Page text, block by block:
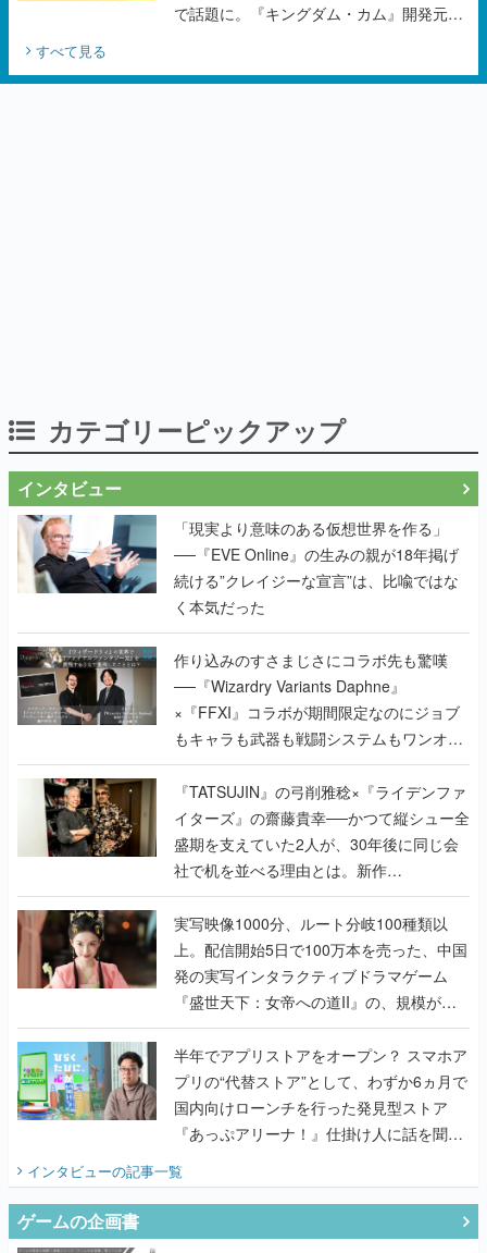
で話題に。『キングダム・カム』開発元や
すべて見る
カテゴリーピックアップ
インタビュー
「現実より意味のある仮想世界を作る」
──『EVE Online』の生みの親が18年掲げ
続ける”クレイジーな宣言”は、比喩ではな
く本気だった
作り込みのすさまじさにコラボ先も驚嘆
──『Wizardry Variants Daphne』
×『FFXI』コラボが期間限定なのにジョブ
もキャラも武器も戦闘システムもワンオフ
で作り込まれた理由を両ディレクターに聞
く
『TATSUJIN』の弓削雅稔×『ライデンファ
イターズ』の齋藤貴幸──かつて縦シュー全
盛期を支えていた2人が、30年後に同じ会
社で机を並べる理由とは。新作
『TATSUJIN EXTREME』で初タッグを組
んだレジェンド2人に訊く開発秘話
実写映像1000分、ルート分岐100種類以
上。配信開始5日で100万本を売った、中国
発の実写インタラクティブドラマゲーム
『盛世天下：女帝への道II』の、規模が違
うこだわりをプロデューサーに聞いた
半年でアプリストアをオープン？ スマホア
プリの“代替ストア”として、わずか6ヵ月で
国内向けローンチを行った発見型ストア
『あっぷアリーナ！』仕掛け人に話を聞い
てみた
インタビューの記事一覧
ゲームの企画書